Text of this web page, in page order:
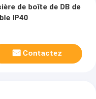
de boîte de DB de
IP40
Contactez